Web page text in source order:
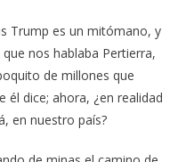
Trump es un mitómano, y
nos hablaba Pertierra,
de millones que
dice; ahora, ¿en realidad
en nuestro país?